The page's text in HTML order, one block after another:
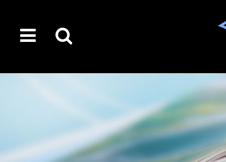
toggle
der